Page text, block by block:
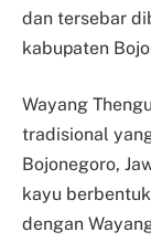
dan tersebar
kabupaten
Wayang
tradisional
Bojonegoro,
kayu
dengan